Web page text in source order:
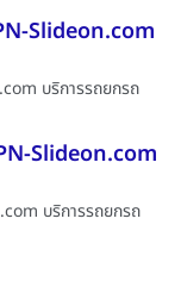
Slideon.com
บริการรถยกรถ
Slideon.com
บริการรถยกรถ